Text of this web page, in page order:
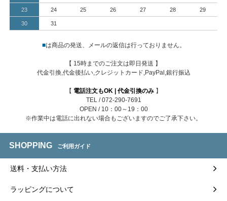
23 24 25 26 27 28 29
30 31
■は商品の発送、メールの返信は行っておりません。
【 15時までのご注文は即日発送 】
代金引換,代金後払い,クレジットカード,PayPal,銀行振込
【 電話注文もOK | 代金引換のみ】
TEL / 072-290-7691
OPEN / 10：00～19：00
※作業中は電話に出れない場合もございますのでご了承下さい。
SHOPPING ご利用ガイド
送料・支払い方法
ラッピングについて